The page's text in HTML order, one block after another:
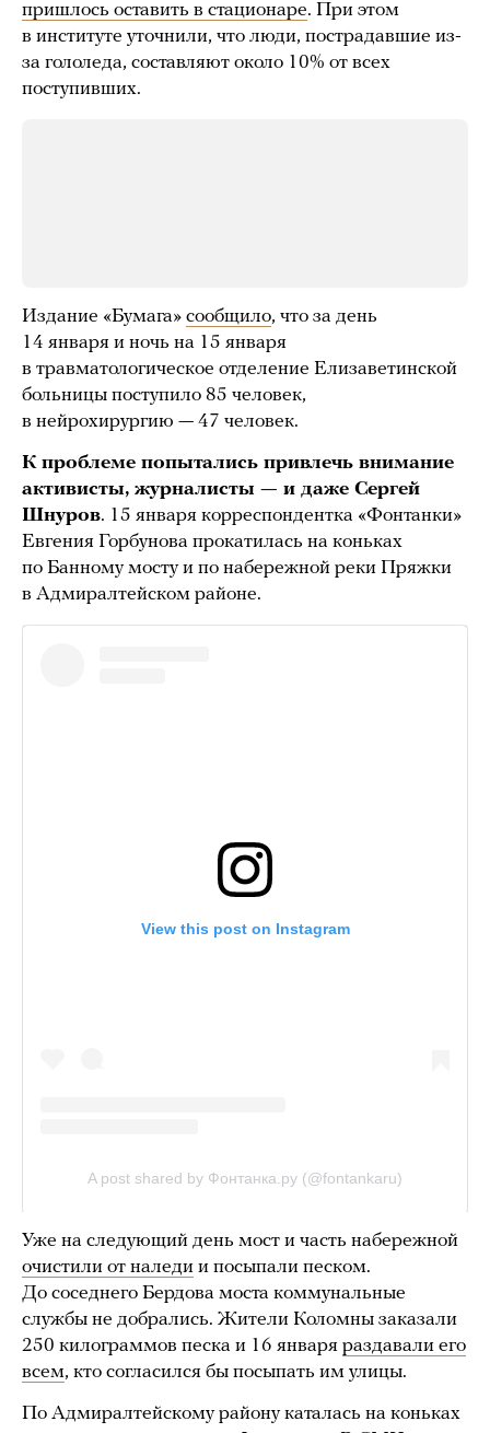
пришлось оставить в стационаре. При этом
в институте уточнили, что люди, пострадавшие из-
за гололеда, составляют около 10% от всех
поступивших.
Издание «Бумага» сообщило, что за день
14 января и ночь на 15 января
в травматологическое отделение Елизаветинской
больницы поступило 85 человек,
в нейрохирургию — 47 человек.
К проблеме попытались привлечь внимание
активисты, журналисты — и даже Сергей
Шнуров. 15 января корреспондентка «Фонтанки»
Евгения Горбунова прокатилась на коньках
по Банному мосту и по набережной реки Пряжки
в Адмиралтейском районе.
Уже на следующий день мост и часть набережной
очистили от наледи и посыпали песком.
До соседнего Бердова моста коммунальные
службы не добрались. Жители Коломны заказали
250 килограммов песка и 16 января раздавали его
всем, кто согласился бы посыпать им улицы.
По Адмиралтейскому району каталась на коньках